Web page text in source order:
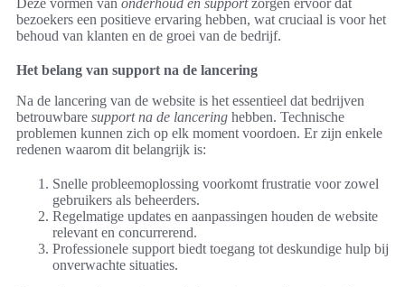
Deze vormen van onderhoud en supportzorgen ervoor dat
bezoekers een positieve ervaring hebben, wat cruciaal is voor het
behoud van klanten en de groei van de bedrijf.
Het belang van support na de lancering
Na de lancering van de website is het essentieel dat bedrijven
betrouwbare support na de lancering hebben. Technische
problemen kunnen zich op elk moment voordoen. Er zijn enkele
redenen waarom dit belangrijk is:
Snelle probleemoplossing voorkomt frustratie voor zowel
gebruikers als beheerders.
Regelmatige updates en aanpassingen houden de website
relevant en concurrerend.
Professionele support biedt toegang tot deskundige hulp bij
onverwachte situaties.